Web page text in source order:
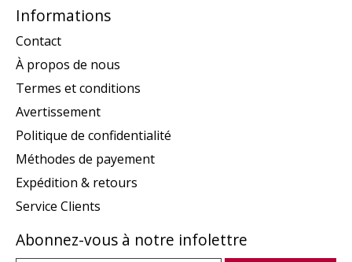
Informations
Contact
À propos de nous
Termes et conditions
Avertissement
Politique de confidentialité
Méthodes de payement
Expédition & retours
Service Clients
Abonnez-vous à notre infolettre